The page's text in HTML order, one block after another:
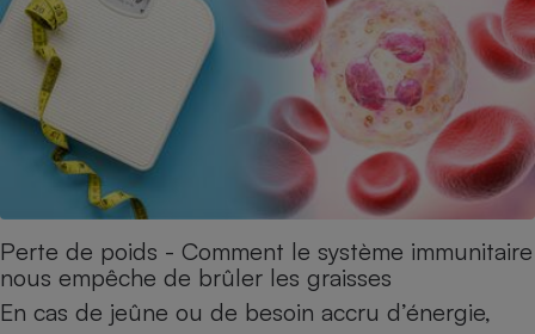
Perte de poids - Comment le système immunitaire
nous empêche de brûler les graisses
En cas de jeûne ou de besoin accru d’énergie,